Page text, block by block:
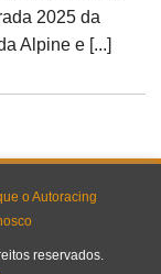
2025 da
Alpine e [...]
o Autoracing
reservados.